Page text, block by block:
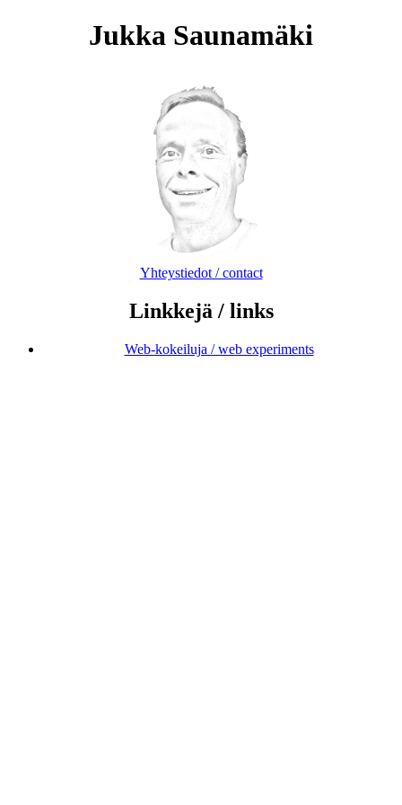
Jukka Saunamäki
Yhteystiedot / contact
Linkkejä / links
Web-kokeiluja / web experiments